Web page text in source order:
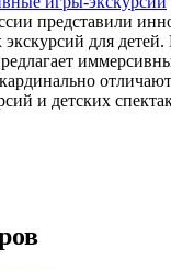
представили
экскурсий для
и детских